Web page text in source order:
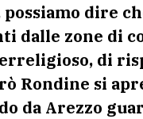
dire
dalle zone di
di
Rondine si
da Arezzo